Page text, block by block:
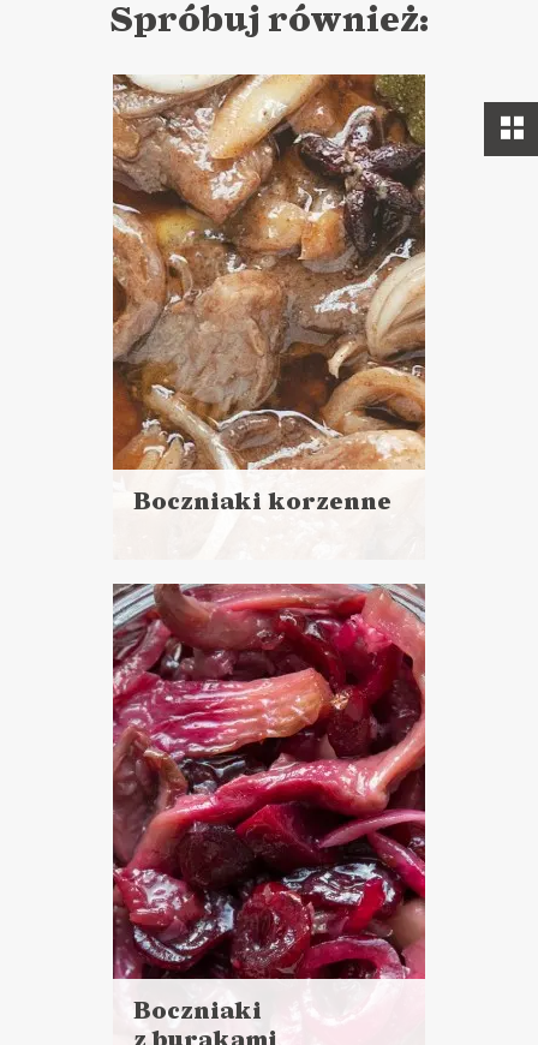
Spróbuj również:
Boczniaki korzenne
więcej
Czas przygotowania: 30 minut
+ noc w lodówce
DO CHLEBA
PRZYSTAWKI
BOŻE NARODZENIE
ŚWIATOWY DZIEŃ
WEGETARIANIZMU
Boczniaki
z burakami